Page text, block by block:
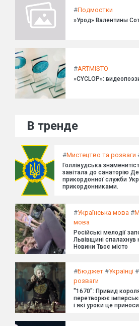
#Подмостки
»Урод» Валентины
#ARTMISTO
»CYCLOP»:
В тренде
#Мистецтво та розваги
Голлівудська
завітала до санаторію
прикордонної служби
прикордонниками.
#Українська мова #
мова
Російські мелодії
Львівщині спалахнув
Новини Твоє місто
#Бюджет #Українці #
розваги
"1670": Привид
перетворює
і які уроки це